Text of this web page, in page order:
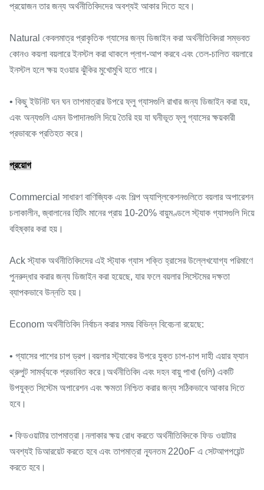
প্রয়োজন তার জন্য অর্থনীতিবিদদের অবশ্যই আকার দিতে হবে।
Natural কেবলমাত্র প্রাকৃতিক গ্যাসের জন্য ডিজাইন করা অর্থনীতিবিদরা সম্ভবত
কোনও কয়লা বয়লারে ইনস্টল করা থাকলে প্লাগ-আপ করবে এবং তেল-চালিত বয়লারে
ইনস্টল হলে ক্ষয় হওয়ার ঝুঁকির মুখোমুখি হতে পারে।
• কিছু ইউনিট ঘন ঘন তাপমাত্রার উপরে ফ্লু গ্যাসগুলি রাখার জন্য ডিজাইন করা হয়,
এবং অন্যগুলি এমন উপাদানগুলি দিয়ে তৈরি হয় যা ঘনীভূত ফ্লু গ্যাসের ক্ষয়কারী
প্রভাবকে প্রতিহত করে।
প্রয়োগ
Commercial সাধারণ বাণিজ্যিক এবং শিল্প অ্যাপ্লিকেশনগুলিতে বয়লার অপারেশন
চলাকালীন, জ্বালানের হিটিং মানের প্রায় 10-20% বায়ুমণ্ডলে স্ট্যাক গ্যাসগুলি দিয়ে
বহিষ্কার করা হয়।
Ack স্ট্যাক অর্থনীতিবিদদের এই স্ট্যাক গ্যাস শক্তি হ্রাসের উল্লেখযোগ্য পরিমাণে
পুনরুদ্ধার করার জন্য ডিজাইন করা হয়েছে, যার ফলে বয়লার সিস্টেমের দক্ষতা
ব্যাপকভাবে উন্নতি হয়।
Econom অর্থনীতিবিদ নির্বাচন করার সময় বিভিন্ন বিবেচনা রয়েছে:
• গ্যাসের পাশের চাপ ড্রপ।বয়লার স্ট্যাকের উপরে যুক্ত চাপ-চাপ দাহী এয়ার ফ্যান
থ্রুপুট সামর্থ্যকে প্রভাবিত করে।অর্থনীতিবিদ এবং দহন বায়ু পাখা (গুলি) একটি
উপযুক্ত সিস্টেম অপারেশন এবং ক্ষমতা নিশ্চিত করার জন্য সঠিকভাবে আকার দিতে
হবে।
• ফিডওয়াটার তাপমাত্রা।নলাকার ক্ষয় রোধ করতে অর্থনীতিবিদকে ফিড ওয়াটার
অবশ্যই ডিআরয়েট করতে হবে এবং তাপমাত্রা ন্যূনতম 220oF এ সেটআপপয়েন্ট
করতে হবে।